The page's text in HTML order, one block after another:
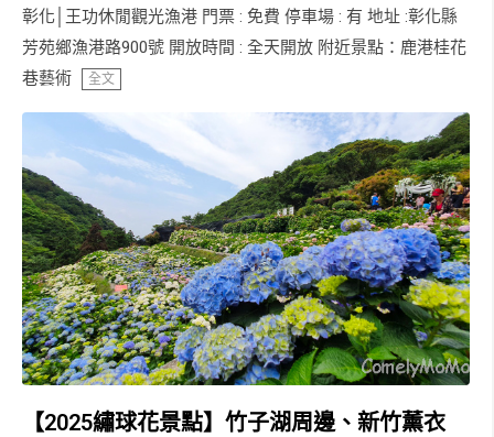
彰化│王功休閒觀光漁港 門票 : 免費 停車場 : 有 地址 :彰化縣
芳苑鄉漁港路900號 開放時間 : 全天開放 附近景點：鹿港桂花
巷藝術
全文
【2025繡球花景點】竹子湖周邊、新竹薰衣